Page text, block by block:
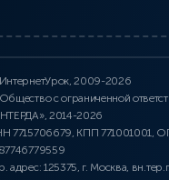
2009-2026
с ограниченной
2014-2026
7715706679, КПП 771001001,
адрес: 125375, г. Москва,